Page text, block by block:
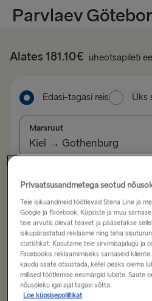
Parvlaev
Alates 181.10€ üheotsapileti
Edasi-tagasi reis Üks
Marsruut
Kiel → Gothenburg
Ventspils → Nynäshamn
Nynäshamn → Ventspils
LÄTIST SAKSAMAALE
Liepāja → Travemünde
Mineku kuupäev
Kuva madalate hindade
Otsi
Privaatsusandmetega seotud
Teie isikuandmeid töötlevad Stena Line ja
Google ja Facebook. Küpsiste ja muu
teie arvutis olevat teavet ja pääsetakse
isikupärastatud reklaame ning teha
statistikat. Kasutame teie sirvimisajalugu ja
Facebookis reklaamimiseks sarnaseid
kaudu saate otsustada, kellel peaks olema
millised töötlemise eesmärgid lubate. Saate
nõusoleku igal ajal tagasi võtta.
Loe küpsisepoliitikat